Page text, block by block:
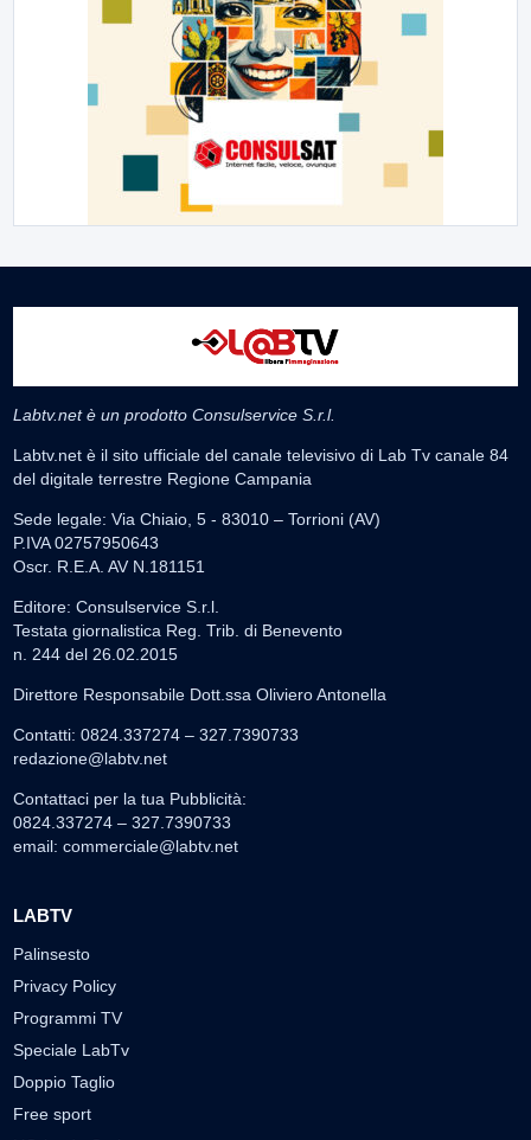
Labtv.net è un prodotto Consulservice S.r.l.
Labtv.net è il sito ufficiale del canale televisivo di Lab Tv canale 84
del digitale terrestre Regione Campania
Sede legale: Via Chiaio, 5 - 83010 – Torrioni (AV)
P.IVA 02757950643
Oscr. R.E.A. AV N.181151
Editore: Consulservice S.r.l.
Testata giornalistica Reg. Trib. di Benevento
n. 244 del 26.02.2015
Direttore Responsabile Dott.ssa Oliviero Antonella
Contatti: 0824.337274 – 327.7390733
redazione@labtv.net
Contattaci per la tua Pubblicità:
0824.337274 – 327.7390733
email: commerciale@labtv.net
LABTV
Palinsesto
Privacy Policy
Programmi TV
Speciale LabTv
Doppio Taglio
Free sport